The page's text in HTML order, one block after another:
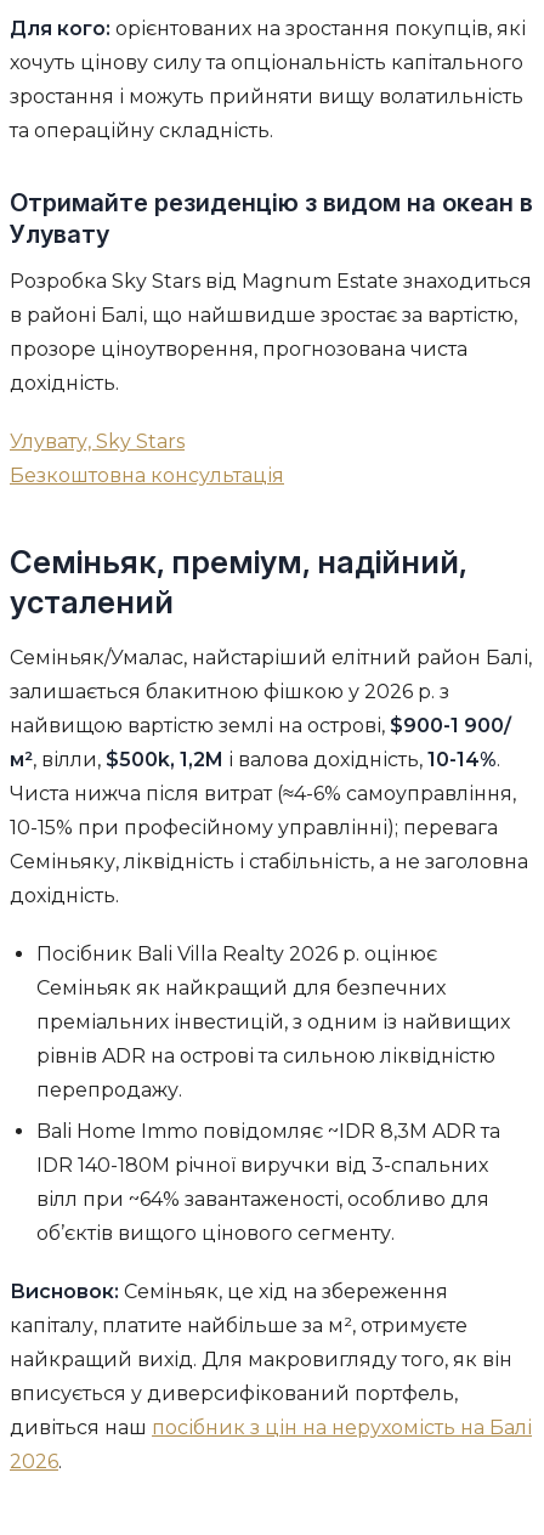
Для кого: орієнтованих на зростання покупців, які
хочуть цінову силу та опціональність капітального
зростання і можуть прийняти вищу волатильність
та операційну складність.
Отримайте резиденцію з видом на океан в
Улувату
Розробка Sky Stars від Magnum Estate знаходиться
в районі Балі, що найшвидше зростає за вартістю,
прозоре ціноутворення, прогнозована чиста
дохідність.
Улувату, Sky Stars
Безкоштовна консультація
Семіньяк, преміум, надійний,
усталений
Семіньяк/Умалас, найстаріший елітний район Балі,
залишається блакитною фішкою у 2026 р. з
найвищою вартістю землі на острові, $900-1 900/
м², вілли, $500k, 1,2M і валова дохідність, 10-14%.
Чиста нижча після витрат (≈4-6% самоуправління,
10-15% при професійному управлінні); перевага
Семіньяку, ліквідність і стабільність, а не заголовна
дохідність.
Посібник Bali Villa Realty 2026 р. оцінює
Семіньяк як найкращий для безпечних
преміальних інвестицій, з одним із найвищих
рівнів ADR на острові та сильною ліквідністю
перепродажу.
Bali Home Immo повідомляє ~IDR 8,3M ADR та
IDR 140-180M річної виручки від 3-спальних
вілл при ~64% завантаженості, особливо для
об’єктів вищого цінового сегменту.
Висновок: Семіньяк, це хід на збереження
капіталу, платите найбільше за м², отримуєте
найкращий вихід. Для макровигляду того, як він
вписується у диверсифікований портфель,
дивіться наш посібник з цін на нерухомість на Балі
2026.